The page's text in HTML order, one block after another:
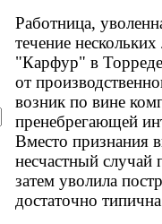
Работница,
течение
"Карфур" в
от
возник по вине
пренебрегающей
Вместо признания
несчастный случай
затем уволила
достаточно